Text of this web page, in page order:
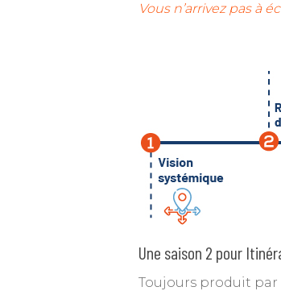
Vous n’arrivez pas à
Une saison 2 pour
Toujours produit par